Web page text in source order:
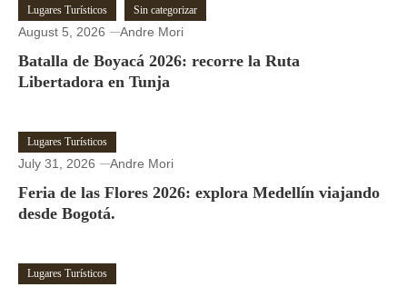
Lugares Turísticos Sin categorizar
August 5, 2026 Andre Mori
Batalla de Boyacá 2026: recorre la Ruta
Libertadora en Tunja
Lugares Turísticos
July 31, 2026 Andre Mori
Feria de las Flores 2026: explora Medellín viajando
desde Bogotá.
Lugares Turísticos